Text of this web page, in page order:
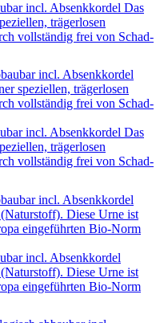
incl. Absenkkordel Das
trägerlosen
vollständig frei von Schad-
incl. Absenkkordel Das
trägerlosen
vollständig frei von Schad-
incl. Absenkkordel
Diese Urne ist
eingeführten Bio-Norm